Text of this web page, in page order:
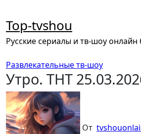
содержанию
Top-tvshou
Русские сериалы и тв-шоу онлайн
Развлекательные тв-шоу
Утро. ТНТ
От